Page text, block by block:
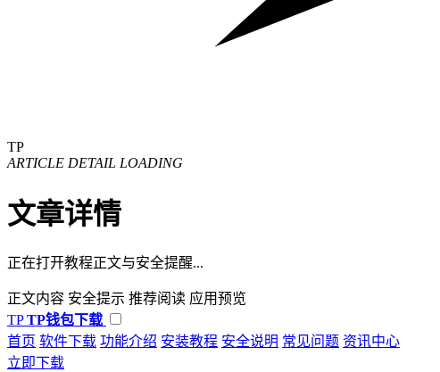
TP
ARTICLE DETAIL LOADING
文章详情
正在打开教程正文与安全提醒...
正文内容 安全提示 推荐阅读 应用预览
TP TP钱包下载
首页 软件下载 功能介绍 安装教程 安全说明 常见问题 资讯中心
立即下载